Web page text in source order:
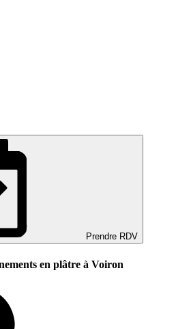
Prendre RDV
en plâtre à Voiron